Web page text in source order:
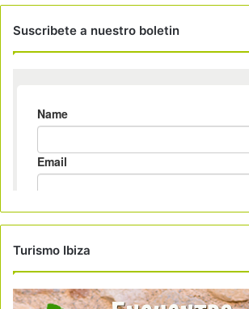
Suscribete a nuestro boletin
Turismo Ibiza